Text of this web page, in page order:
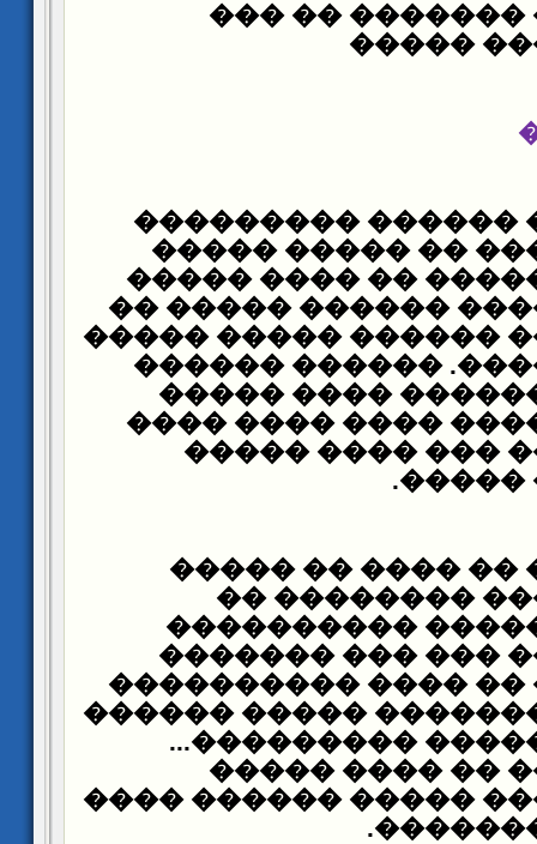
����� �����
�����
��� ����� ��
���� �� 186 ���� �� �����
������ ��� �����
�������� �����
������� ���� ������
������ �������.
�� ������
���� ���� �����
����� ������
�����
.
��� �� ����� ��
����� �������
������ ���
������� ���� ���
��� ������� ��
���� ���� ��������
��� �����
����� ������
������ ������ �����
������
.